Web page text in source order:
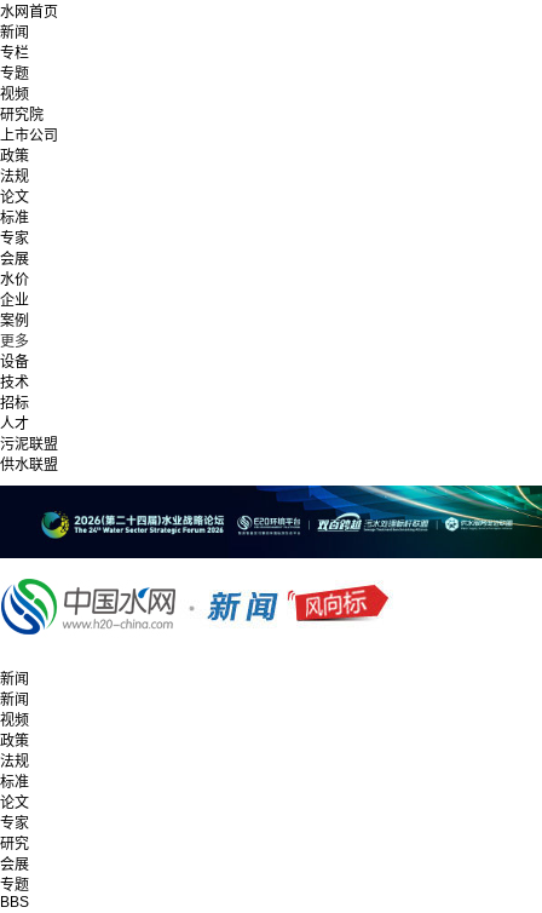
水网首页
新闻
专栏
专题
视频
研究院
上市公司
政策
法规
论文
标准
专家
会展
水价
企业
案例
更多
设备
技术
招标
人才
污泥联盟
供水联盟
新闻
新闻
视频
政策
法规
标准
论文
专家
研究
会展
专题
BBS